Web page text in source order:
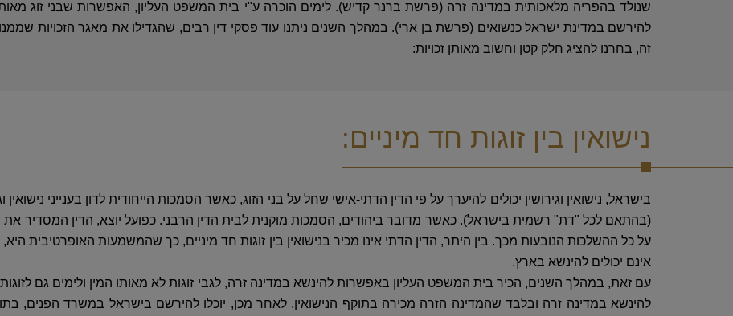
שנולד בהפריה מלאכותית במדינה זרה (פרשת ברנר קדיש). לימים הוכרה ע"י בית המשפט העליון, האפשרות שבני זוג מאותו
להירשם במדינת ישראל כנשואים (פרשת בן ארי). במהלך השנים ניתנו עוד פסקי דין רבים, שהגדילו את מאגר הזכויות
זה, בחרנו להציג חלק קטן וחשוב מאותן זכויות:
נישואין בין זוגות חד מיניים:
בישראל, נישואין וגירושין יכולים להיערך על פי הדין הדתי-אישי שחל על בני הזוג, כאשר הסמכות הייחודית לדון בענייני נישואין
(בהתאם לכל "דת" רשמית בישראל). כאשר מדובר ביהודים, הסמכות מוקנית לבית הדין הרבני. כפועל יוצא, הדין המסדיר את
על כל ההשלכות הנובעות מכך. בין היתר, הדין הדתי אינו מכיר בנישואין בין זוגות חד מיניים, כך שהמשמעות האופרטיבית היא,
אינם יכולים להינשא בארץ.
עם זאת, במהלך השנים, הכיר בית המשפט העליון באפשרות להינשא במדינה זרה, לגבי זוגות לא מאותו המין ולימים גם לזוגות
להינשא במדינה זרה ובלבד שהמדינה הזרה מכירה בתוקף הנישואין. לאחר מכן, יוכלו להירשם בישראל במשרד הפנים,